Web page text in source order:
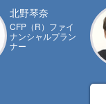
北野琴奈
CFP（R）ファイ
ナンシャルプラン
ナー